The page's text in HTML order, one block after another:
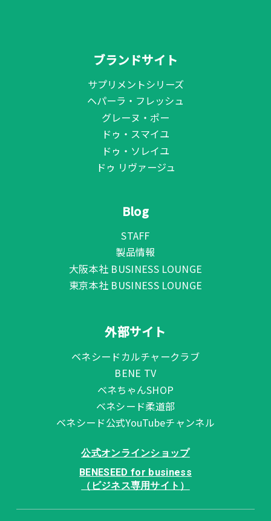
ブランドサイト
サプリメントシリーズ
ヘパーラ・フレッシュ
グレーヌ・ポー
ドゥ・スマイユ
ドゥ・ソレイユ
ドゥ リヴァージュ
Blog
STAFF
製品情報
大阪本社 BUSINESS LOUNGE
東京本社 BUSINESS LOUNGE
外部サイト
ベネシードカルチャークラブ
BENE TV
ベネちゃんSHOP
ベネシード柔道部
ベネシード公式YouTubeチャンネル
公式オンラインショップ
BENESEED for business
（ビジネス専用サイト）